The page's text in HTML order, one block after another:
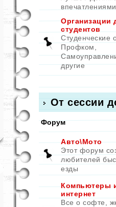
Организации
студентов
Студенческие
Профком,
другие
От сессии
Форум
Авто\Мото
Этот форум
любителей
езды
Компьютеры
интернет
Все о софте,